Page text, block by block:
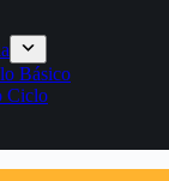
Básico
Ciclo